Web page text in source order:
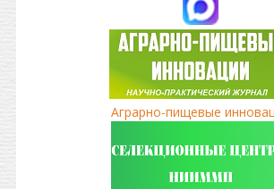
Аграрно-пищевые